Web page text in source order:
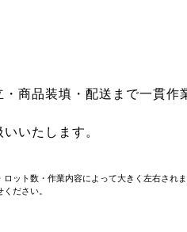
商品装填・配送まで一貫作
いたします。
ット数・作業内容によって大きく左右されま
ださい。